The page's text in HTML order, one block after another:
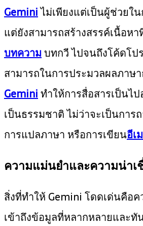
Geminiไม่เพียงแต่เป็นผู้ช่วยใ
แต่ยังสามารถสร้างสรรค์เนื้อห
บทความบทกวี ไปจนถึงโค้ดโป
สามารถในการประมวลผลภาษ
Geminiทำให้การสื่อสารเป็นไ
เป็นธรรมชาติ ไม่ว่าจะเป็นการ
การแปลภาษา หรือการเขียนอีเ
ความแม่นยำและความน่าเ
สิ่งที่ทำให้ Gemini โดดเด่นคือ
เข้าถึงข้อมูลที่หลากหลายและทั